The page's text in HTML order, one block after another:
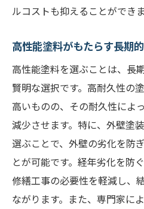
ルコストも抑えることができま
高性能塗料がもたらす長期
高性能塗料を選ぶことは、長
賢明な選択です。高耐久性の
高いものの、その耐久性によ
減少させます。特に、外壁塗
選ぶことで、外壁の劣化を防
とが可能です。経年劣化を防
修繕工事の必要性を軽減し、
ながります。また、専門家に